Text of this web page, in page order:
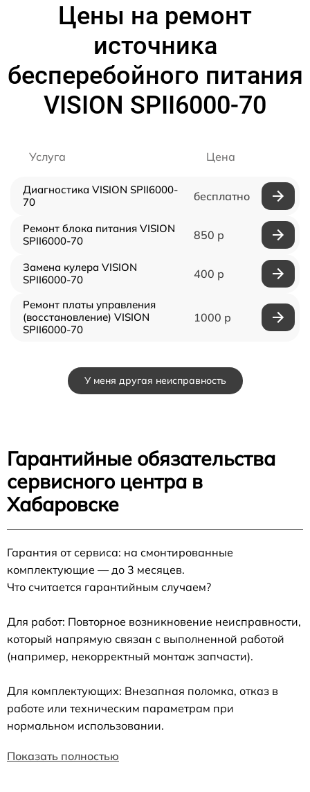
Цены на ремонт
источника
бесперебойного питания
VISION SPII6000-70
Услуга Цена
Диагностика VISION SPII6000-
70
бесплатно
Ремонт блока питания VISION
SPII6000-70
850 р
Замена кулера VISION
SPII6000-70
400 р
Ремонт платы управления
(восстановление) VISION
SPII6000-70
1000 р
У меня другая неисправность
Гарантийные обязательства
сервисного центра в
Хабаровске
Гарантия от сервиса: на смонтированные
комплектующие — до 3 месяцев.
Что считается гарантийным случаем?
Для работ: Повторное возникновение неисправности,
который напрямую связан с выполненной работой
(например, некорректный монтаж запчасти).
Для комплектующих: Внезапная поломка, отказ в
работе или техническим параметрам при
нормальном использовании.
Показать полностью